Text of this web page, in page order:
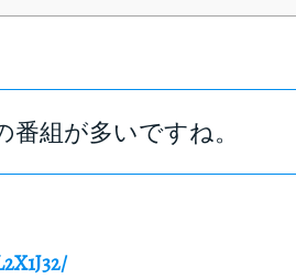
組が多いですね。